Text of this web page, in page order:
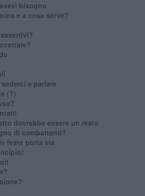
bisogno
e a cosa serve?
e parlare
(?)
dovrebbe essere un reato
di combattenti?
feste porta via